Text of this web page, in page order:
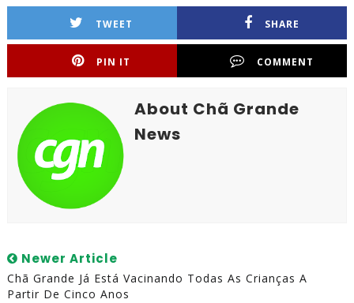
TWEET SHARE
PIN IT COMMENT
About Chã Grande
News
Newer Article
Chã Grande Já Está Vacinando Todas As Crianças A
Partir De Cinco Anos